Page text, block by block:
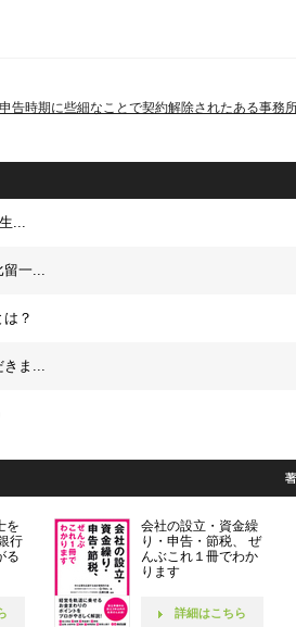
告時期に些細なことで契約解除されたある事務
...
留一...
？
きま...
を
行
る
会社の設立・資金繰
り・申告・節税、 ぜ
んぶこれ１冊でわか
ります
詳細はこちら